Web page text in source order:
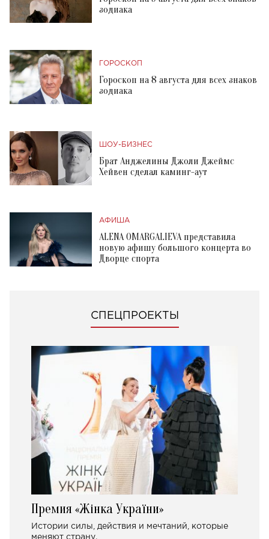
зодиака
ГОРОСКОП
Гороскоп на 8 августа для всех знаков
зодиака
ШОУ-БИЗНЕС
Брат Анджелины Джоли Джеймс
Хейвен сделал каминг-аут
АФИША
ALENA OMARGALIEVA представила
новую афишу большого концерта во
Дворце спорта
СПЕЦПРОЕКТЫ
Премия «Жінка України»
Истории силы, действия и мечтаний, которые
меняют страну.